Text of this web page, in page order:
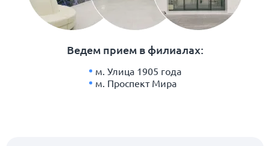
Ведем прием в филиалах:
м. Улица 1905 года
м. Проспект Мира